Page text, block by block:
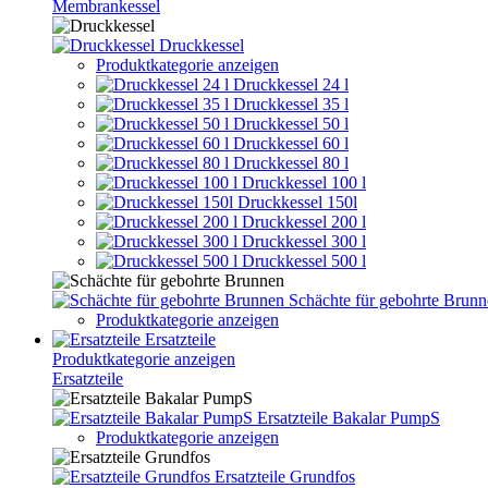
Membrankessel
Druckkessel
Produktkategorie anzeigen
Druckkessel 24 l
Druckkessel 35 l
Druckkessel 50 l
Druckkessel 60 l
Druckkessel 80 l
Druckkessel 100 l
Druckkessel 150l
Druckkessel 200 l
Druckkessel 300 l
Druckkessel 500 l
Schächte für gebohrte
Produktkategorie anzeigen
Ersatzteile
Produktkategorie anzeigen
Ersatzteile
Ersatzteile Bakalar PumpS
Produktkategorie anzeigen
Ersatzteile Grundfos